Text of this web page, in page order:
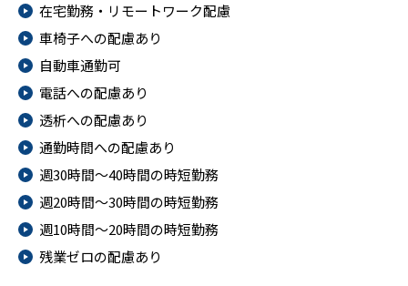
在宅勤務・リモートワーク配慮
車椅子への配慮あり
自動車通勤可
電話への配慮あり
透析への配慮あり
通勤時間への配慮あり
週30時間～40時間の時短勤務
週20時間～30時間の時短勤務
週10時間～20時間の時短勤務
残業ゼロの配慮あり